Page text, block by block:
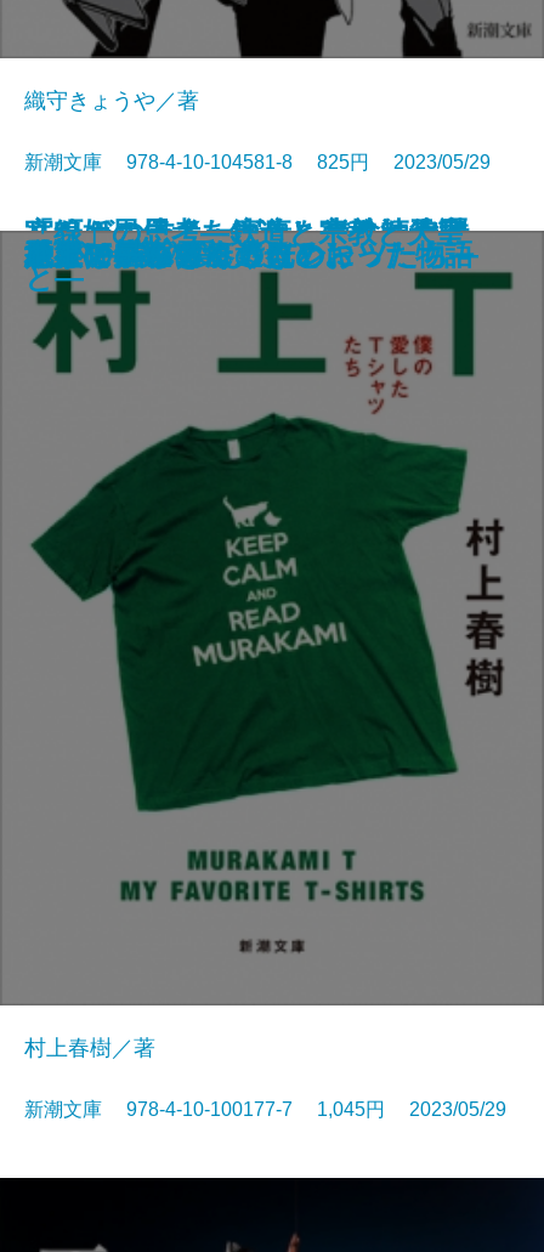
ぎょらん
オルタネート
おくることば
そもそも島に進化あり
ふたりの本多―家康を支えた忠勝
と正信―
愚者の街〔上〕
愚者の街〔下〕
余命1日の僕が、君に紡ぐ物語
室町妖異伝―あやかしの絵師奇譚
―
リーガルーキーズ！―半熟法律家
の事件簿―
織守きょうや／著
新潮文庫 978-4-10-104581-8 825円 2023/05/29
村上T―僕の愛したTシャツたち―
村上春樹／著
新潮文庫 978-4-10-100177-7 1,045円 2023/05/29
正欲
八月の銀の雪
やがて訪れる春のために
やがて満ちてくる光の
悪魔はいつもそこに
世界でいちばん透きとおった物語
マッチング！
「線」の思考―鉄道と宗教と天皇
と―
地上に星座をつくる